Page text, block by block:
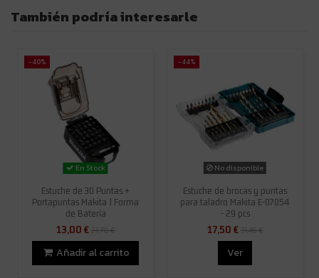
También podría interesarle
-40%
En Stock
Estuche de 30 Puntas +
Portapuntas Makita | Forma
de Batería
13,00 €21,78 €
Añadir al carrito
-44%
No disponible
Estuche de brocas y puntas
para taladro Makita E-07054
- 29 pcs
17,50 €31,46 €
Ver